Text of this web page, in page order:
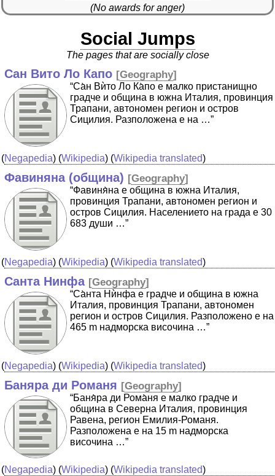
(No awards for anger)
Social Jumps
The pages that are socially close
Сан Вито Ло Капо [Geography]
“Са̀н Вѝто Ло Ка̀по е малко пристанищно
градче и община в южна Италия, провинция
Трапани, автономен регион и остров
Сицилия. Разположена е на …”
(Negapedia) (Wikipedia) (Wikipedia translated)
Фавиняна (община) [Geography]
“Фавиня̀на е община в южна Италия,
провинция Трапани, автономен регион и
остров Сицилия. Населението на града е 30
683 души …”
(Negapedia) (Wikipedia) (Wikipedia translated)
Санта Нинфа [Geography]
“Са̀нта Нѝнфа е градче и община в южна
Италия, провинция Трапани, автономен
регион и остров Сицилия. Разположено е на
465 m надморска височина …”
(Negapedia) (Wikipedia) (Wikipedia translated)
Баняра ди Романя [Geography]
“Баня̀ра ди Рома̀ня е малко градче и
община в Северна Италия, провинция
Равена, регион Емилия-Романя.
Разположена е на 15 m надморска
височина …”
(Negapedia) (Wikipedia) (Wikipedia translated)